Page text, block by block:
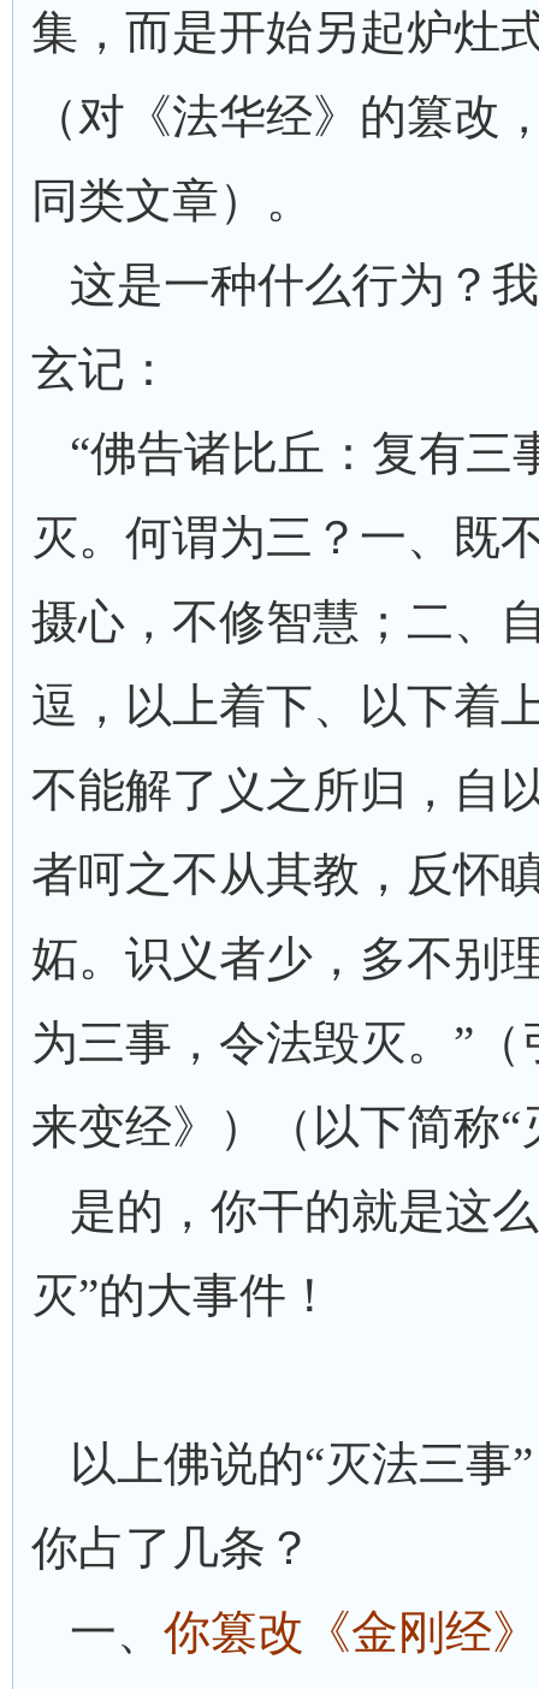
集，而是开始另起炉灶
（对《法华经》的篡改
同类文章）。
这是一种什么行为？
玄记：
“佛告诸比丘：复有三
灭。何谓为三？一、既
摄心，不修智慧；二、
逗，以上着下、以下着
不能解了义之所归，自
者呵之不从其教，反怀
妬。识义者少，多不别
为三事，令法毁灭。”
来变经》）（以下简称“
是的，你干的就是这
灭”的大事件！
以上佛说的“灭法三事
你占了几条？
一、 你篡改《金刚经